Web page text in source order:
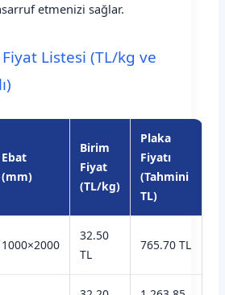
etmenizi sağlar.
Fiyat Listesi (TL/kg ve
Ebat
(mm)
Birim
Fiyat
(TL/kg)
Plaka
Fiyatı
(Tahmini
TL)
1000×2000
32.50
TL
765.70 TL